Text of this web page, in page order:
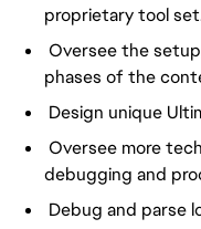
proprietary tool
Oversee the
phases of the
Design unique
Oversee more
debugging and
Debug and parse